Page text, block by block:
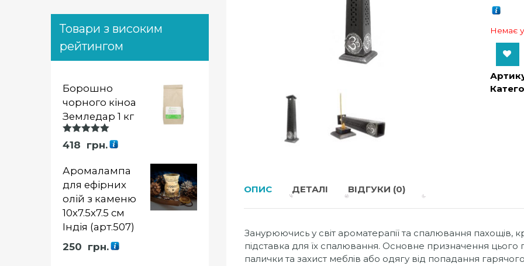
Немає
ОПИС ДЕТАЛІ ВІДГУКИ (0)
Занурюючись у світ ароматерапії та спалювання пахощів,
підставка для їх спалювання. Основне призначення цього
палички та захист меблів або одягу від попадання
Товари з високим
рейтингом
Борошно
чорного кіноа
Земледар 1 кг
Оцінка
5.00із 5
418 грн.
Аромалампа
для ефірних
олій з каменю
10х7.5х7.5 см
Індія (арт.507)
250 грн.